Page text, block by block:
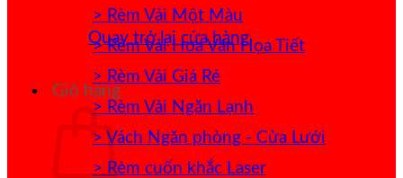
Quay trở lại cửa hàng
Giỏ hàng
> Rèm Vải Một Màu
> Rèm Vải Hoa Văn Họa Tiết
> Rèm Vải Giá Rẻ
> Rèm Vải Ngăn Lạnh
> Vách Ngăn phòng - Cửa Lưới
> Rèm cuốn khắc Laser